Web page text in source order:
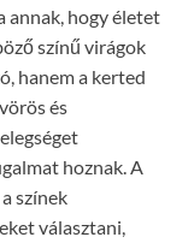
annak, hogy életet
színű virágok
hanem a kerted
és
hoznak. A
színek
választani,